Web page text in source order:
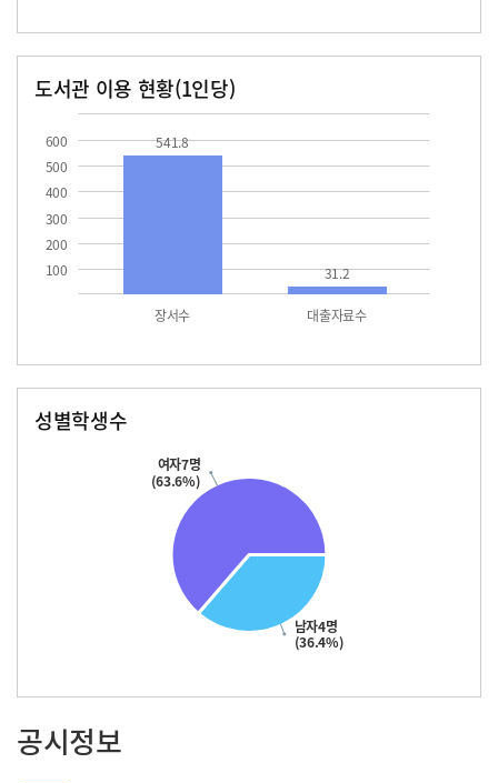
도서관 이용 현황(1인당)
100
200
300
400
500
600
장서수 대출자료수
541.8
31.2
성별학생수
남자4명
(36.4%)
여자7명
(63.6%)
공시정보